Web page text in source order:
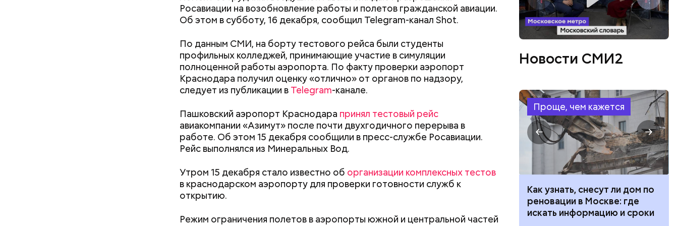
Росавиации на возобновление работы и полетов гражданской авиации.
Об этом в субботу, 16 декабря, сообщил Telegram-канал Shot.
По данным СМИ, на борту тестового рейса были студенты
профильных колледжей, принимающие участие в симуляции
полноценной работы аэропорта. По факту проверки аэропорт
Краснодара получил оценку «отлично» от органов по надзору,
следует из публикации в Telegram-канале.
Пашковский аэропорт Краснодара принял тестовый рейс
авиакомпании «Азимут» после почти двухгодичного перерыва в
работе. Об этом 15 декабря сообщили в пресс-службе Росавиации.
Рейс выполнялся из Минеральных Вод.
Утром 15 декабря стало известно об организации комплексных тестов
в краснодарском аэропорту для проверки готовности служб к
открытию.
Режим ограничения полетов в аэропорты южной и центральной частей
кремний — укрепляет кости, зубы, волосы и ногти и оказывает
омолаживающее действие;
витамин С — работает как антиоксидант, иммуномодулятор,
помогает выработке соединительной ткани, улучшает тургор
кожи;
клетчатка — достаточно нежная и забирает излишки
холестерина, сахара и соли тяжелых металлов;
контролирует более 300 реакций нашего организма. Также
положительно влияет на нервную систему, успокаивает,
предотвращает спазмы, — пояснила Соломатина.
Диетолог Соломатина
рассказала, как выбрать
натуральную клубнику без
то не каждый день. Но отмечу, что при термообработке теряются
некоторые его свойства, — напомнила Писарева.
Новости СМИ2
Проще, чем кажется
Как поменять батареи дома и
Как получить до 100 тысяч
Как узнать, снесут ли дом по
реновации в Москве: где
искать информацию и сроки